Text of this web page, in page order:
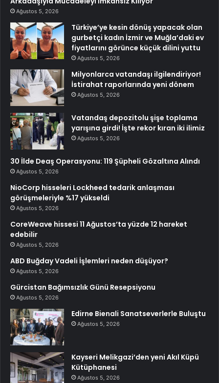
Ağustos 5, 2026
Türkiye’ye kesin dönüş yapacak olan
gurbetçi kadın İzmir ve Muğla’daki ev
fiyatlarını görünce küçük dilini yuttu
Ağustos 5, 2026
Milyonlarca vatandaşı ilgilendiriyor!
İstirahat raporlarında yeni dönem
Ağustos 5, 2026
Vatandaş depozitolu şişe toplama
yarışına girdi! İşte rekor kıran iki ilimiz
Ağustos 5, 2026
30 İlde Deaş Operasyonu: 119 Şüpheli Gözaltına Alındı
Ağustos 5, 2026
NioCorp hisseleri Lockheed tedarik anlaşması
görüşmeleriyle %17 yükseldi
Ağustos 5, 2026
CoreWeave hissesi 11 Ağustos’ta yüzde 12 hareket
edebilir
Ağustos 5, 2026
ABD Buğday Vadeli İşlemleri neden düşüyor?
Ağustos 5, 2026
Gürcistan Bağımsızlık Günü Resepsiyonu
Ağustos 5, 2026
Edirne Bienali Sanatseverlerle Buluştu
Ağustos 5, 2026
Kayseri Melikgazi’den yeni Akıl Küpü
Kütüphanesi
Ağustos 5, 2026